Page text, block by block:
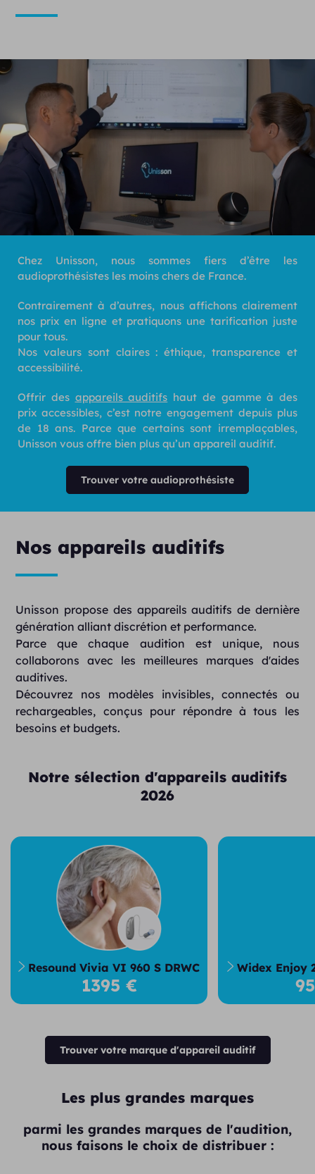
Chez Unisson, nous sommes fiers d’être les
audioprothésistes les moins chers de France.
Contrairement à d’autres, nous affichons clairement
nos prix en ligne et pratiquons une tarification juste
pour tous.
Nos valeurs sont claires : éthique, transparence et
accessibilité.
Offrir des appareils auditifs haut de gamme à des
prix accessibles, c’est notre engagement depuis plus
de 18 ans. Parce que certains sont irremplaçables,
Unisson vous offre bien plus qu’un appareil auditif.
Trouver votre audioprothésiste
Nos appareils auditifs
Unisson propose des appareils auditifs de dernière
génération alliant discrétion et performance.
Parce que chaque audition est unique, nous
collaborons avec les meilleures marques d'aides
auditives.
Découvrez nos modèles invisibles, connectés ou
rechargeables, conçus pour répondre à tous les
besoins et budgets.
Notre sélection d'appareils auditifs
2026
Resound Vivia VI 960 S DRWC
1395 €
Widex Enjoy
Trouver votre marque d'appareil auditif
Les plus grandes marques
parmi les grandes marques de l'audition,
nous faisons le choix de distribuer :